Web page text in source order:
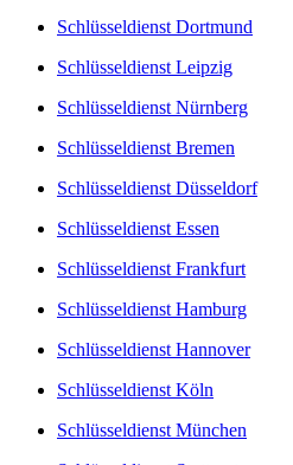
Schlüsseldienst Dortmund
Schlüsseldienst Leipzig
Schlüsseldienst Nürnberg
Schlüsseldienst Bremen
Schlüsseldienst Düsseldorf
Schlüsseldienst Essen
Schlüsseldienst Frankfurt
Schlüsseldienst Hamburg
Schlüsseldienst Hannover
Schlüsseldienst Köln
Schlüsseldienst München